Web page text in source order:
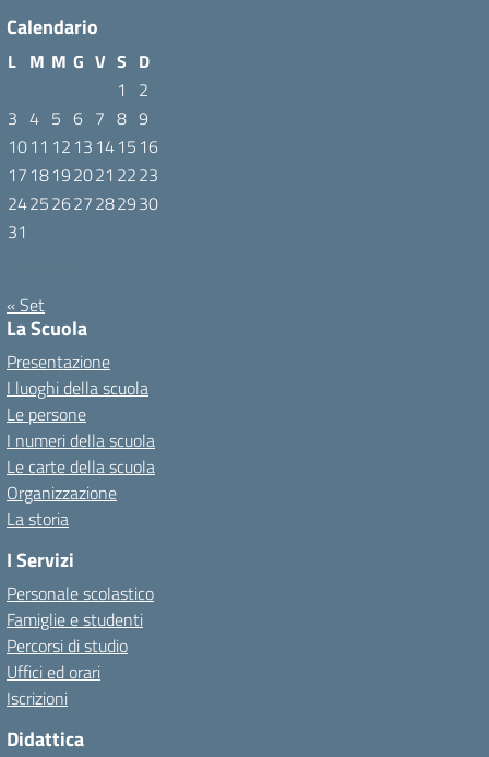
Calendario
L M M G V S D
1
2
3 4 5 6 7 8 9
1011 12 13 1415 16
17 18192021 2223
24252627282930
31
« Set
La Scuola
Presentazione
I luoghi della scuola
Le persone
I numeri della scuola
Le carte della scuola
Organizzazione
La storia
I Servizi
Personale scolastico
Famiglie e studenti
Percorsi di studio
Uffici ed orari
Iscrizioni
Didattica